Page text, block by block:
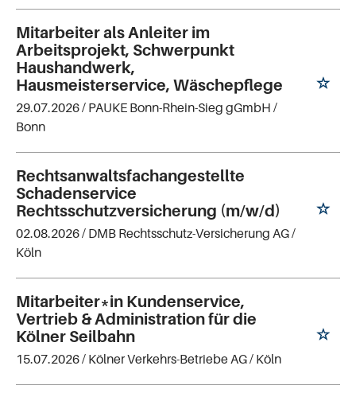
Mitarbeiter als Anleiter im
Arbeitsprojekt, Schwerpunkt
Haushandwerk,
Hausmeisterservice, Wäschepflege
29.07.2026 / PAUKE Bonn-Rhein-Sieg gGmbH /
Bonn
Rechtsanwaltsfachangestellte
Schadenservice
Rechtsschutzversicherung (m/w/d)
02.08.2026 / DMB Rechtsschutz-Versicherung AG/
Köln
Mitarbeiter*in Kundenservice,
Vertrieb & Administration für die
Kölner Seilbahn
15.07.2026 / Kölner Verkehrs-Betriebe AG/ Köln